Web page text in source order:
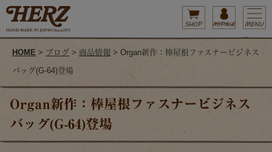
HOME > ブログ > 商品情報 > Organ新作：棒屋根ファスナービジネス
バッグ(G-64)登場
Organ新作：棒屋根ファスナービジネス
バッグ(G-64)登場